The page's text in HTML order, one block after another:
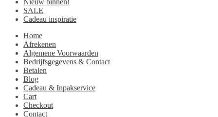
Nieuw binnen!
SALE
Cadeau inspiratie
Home
Afrekenen
Algemene Voorwaarden
Bedrijfsgegevens & Contact
Betalen
Blog
Cadeau & Inpakservice
Cart
Checkout
Contact